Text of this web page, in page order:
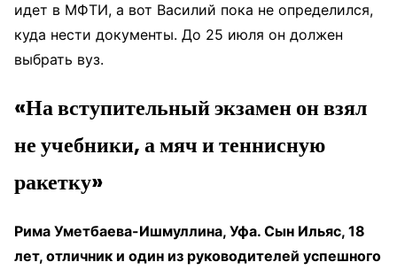
идет в МФТИ, а вот Василий пока не определился,
куда нести документы. До 25 июля он должен
выбрать вуз.
«На вступительный экзамен он взял
не учебники, а мяч и теннисную
ракетку»
Рима Уметбаева-Ишмуллина, Уфа. Сын Ильяс, 18
лет, отличник и один из руководителей успешного